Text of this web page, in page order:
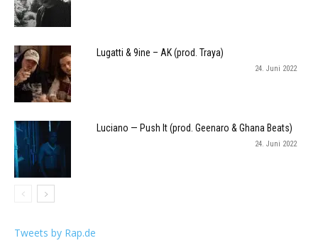
Lugatti & 9ine – AK (prod. Traya)
24. Juni 2022
Luciano — Push It (prod. Geenaro & Ghana Beats)
24. Juni 2022
Tweets by Rap.de